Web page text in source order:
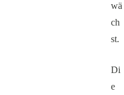
wä
ch
st.
Di
e